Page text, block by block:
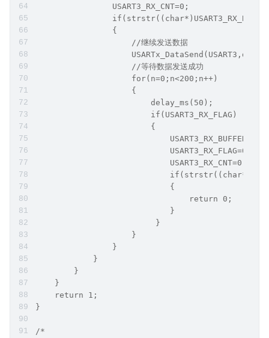
                USART3_RX_CNT=0;
                {
                    //继续发送数据
                    //等待数据发送成功
                    for(n=0;n<200;n++)
                    {
                        delay_ms(50);
                        if(USART3_RX_FLAG)
                        {
                            USART3_RX_FLAG=0;
                            USART3_RX_CNT=0;
                            {
                                return 0;
                            }
                         }
                    }
                }
            }
        }
    }
    return 1;
}
/*